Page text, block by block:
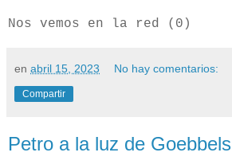
Nos vemos en la red (0)
en abril 15, 2023 No hay comentarios:
Compartir
Petro a la luz de Goebbels